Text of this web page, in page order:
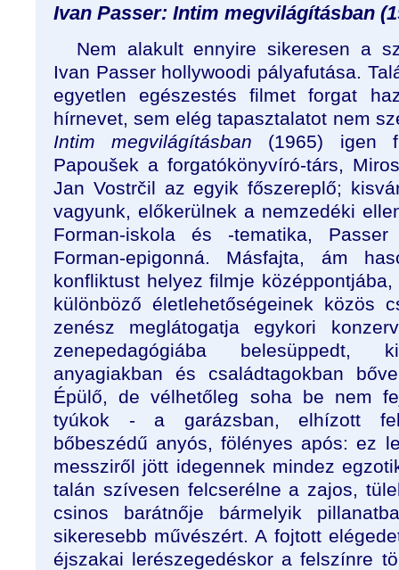
Ivan Passer: Intim megvilágításban
Nem alakult ennyire sikeresen a
Ivan Passer hollywoodi pályafutása.
egyetlen egészestés filmet forgat
hírnevet, sem elég tapasztalatot nem
Intim megvilágításban (1965) igen
Papoušek a forgatókönyvíró-társ,
Jan Vostrčil az egyik főszereplő;
vagyunk, előkerülnek a nemzedéki
Forman-iskola és -tematika,
Forman-epigonná. Másfajta, ám
konfliktust helyez filmje
különböző életlehetőségeinek közös
zenész meglátogatja egykori
zenepedagógiába belesüppedt,
anyagiakban és családtagokban
Épülő, de vélhetőleg soha be nem
tyúkok - a garázsban, elhízott
bőbeszédű anyós, fölényes após: ez
messziről jött idegennek mindez
talán szívesen felcserélne a zajos,
csinos barátnője bármelyik
sikeresebb művészért. A fojtott
éjszakai lerészegedéskor a felszínre